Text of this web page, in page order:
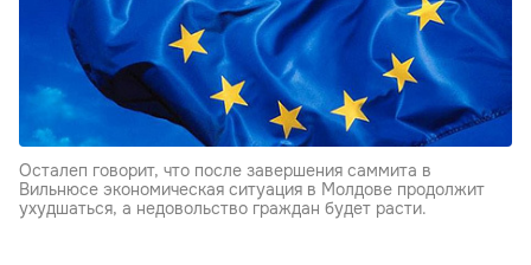
Осталеп говорит, что после завершения саммита в
Вильнюсе экономическая ситуация в Молдове продолжит
ухудшаться, а недовольство граждан будет расти.